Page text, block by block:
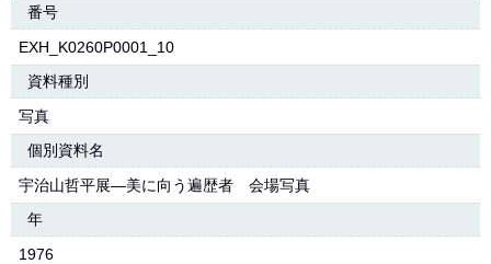
番号
EXH_K0260P0001_10
資料種別
写真
個別資料名
宇治山哲平展―美に向う遍歴者 会場写真
年
1976